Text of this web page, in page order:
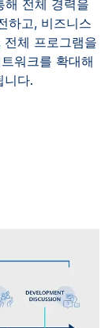
해 전체 경력을
하고, 비즈니스
체 프로그램을
워크를 확대해
니다.